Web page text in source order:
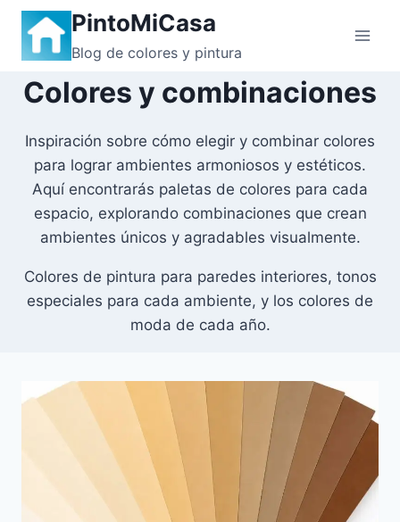
Saltar
contenido
PintoMiCasa
Blog de colores y pintura
Colores y combinaciones
Inspiración sobre cómo elegir y combinar colores
para lograr ambientes armoniosos y estéticos.
Aquí encontrarás paletas de colores para cada
espacio, explorando combinaciones que crean
ambientes únicos y agradables visualmente.
Colores de pintura para paredes interiores, tonos
especiales para cada ambiente, y los colores de
moda de cada año.